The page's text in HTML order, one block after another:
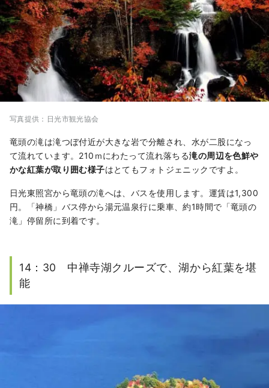
写真提供：日光市観光協会
竜頭の滝は滝つぼ付近が大きな岩で分離され、水が二股になっ
て流れています。210ｍにわたって流れ落ちる滝の周辺を色鮮や
かな紅葉が取り囲む様子はとてもフォトジェニックですよ。
日光東照宮から竜頭の滝へは、バスを使用します。運賃は1,300
円。「神橋」バス停から湯元温泉行に乗車、約1時間で「竜頭の
滝」停留所に到着です。
14：30 中禅寺湖クルーズで、湖から紅葉を堪
能